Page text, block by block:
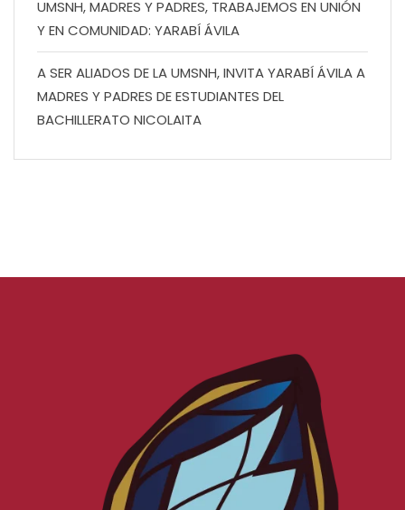
UMSNH, MADRES Y PADRES, TRABAJEMOS EN UNIÓN
Y EN COMUNIDAD: YARABÍ ÁVILA
A SER ALIADOS DE LA UMSNH, INVITA YARABÍ ÁVILA A
MADRES Y PADRES DE ESTUDIANTES DEL
BACHILLERATO NICOLAITA